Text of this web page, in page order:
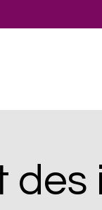
des